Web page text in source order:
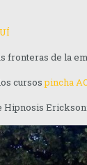
fronteras de la
cursospincha
Hipnosis